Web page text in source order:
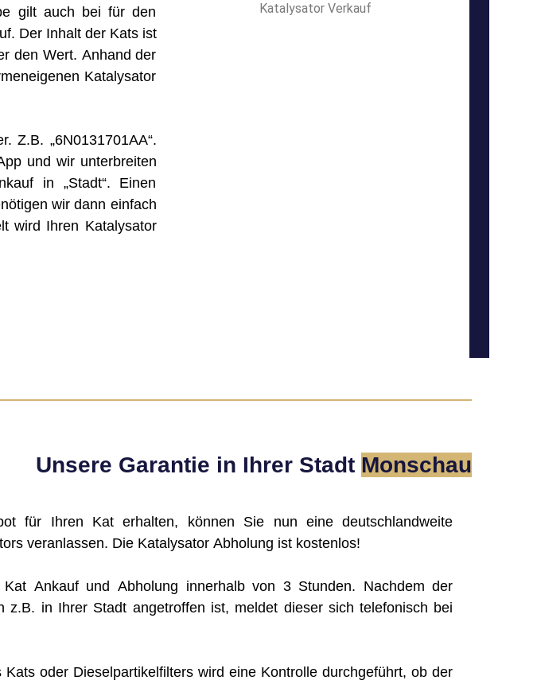
gilt auch bei für den
Der Inhalt der Kats ist
den Wert. Anhand der
Katalysator
Z.B. „6N0131701AA“.
und wir unterbreiten
in „Stadt“. Einen
wir dann einfach
wird Ihren Katalysator
Unsere Garantie in Ihrer Stadt Monschau
für Ihren Kat erhalten, können Sie nun eine deutschlandweite
veranlassen. Die Katalysator Abholung ist kostenlos!
Ankauf und Abholung innerhalb von 3 Stunden. Nachdem der
z.B. in Ihrer Stadt angetroffen ist, meldet dieser sich telefonisch bei
Kats oder Dieselpartikelfilters wird eine Kontrolle durchgeführt, ob der